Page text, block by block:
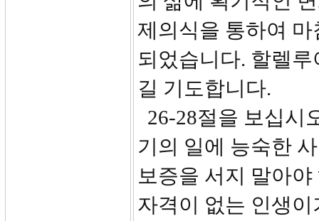
제의식을 통하여
되었습니다. 할렐
길 기도합니다.
26-28절을 보십시
기의 일에 능숙한
보증을 서지 말아
자격이 없는 인생